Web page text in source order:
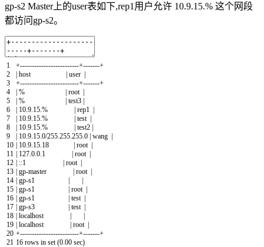
gp-s2 Master上的user表如下,rep1用户允许 10.9.15.% 这个网段
都访问gp-s2。
1
2
3
4
5
6
7
8
9
10
11
12
13
14
15
16
17
18
19
20
21
+-------------------------+-------+
| host | user |
+-------------------------+-------+
| % | root |
| % | test3 |
| 10.9.15. % | rep1 |
| 10.9.15. % | test |
| 10.9.15. % | test2 |
| 10.9.15.0/255.255.255.0 | wang |
| 10.9.15.18 | root |
| 127.0.0.1 | root |
| ::1 | root |
| gp-master | root |
| gp-s1 |
|
| gp-s1 | root |
| gp-s1 | test |
| gp-s3 | test |
| localhost |
|
| localhost | root |
+-------------------------+-------+
16 rows in set (0.00 sec)